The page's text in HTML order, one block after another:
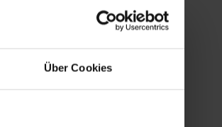
Über Cookies